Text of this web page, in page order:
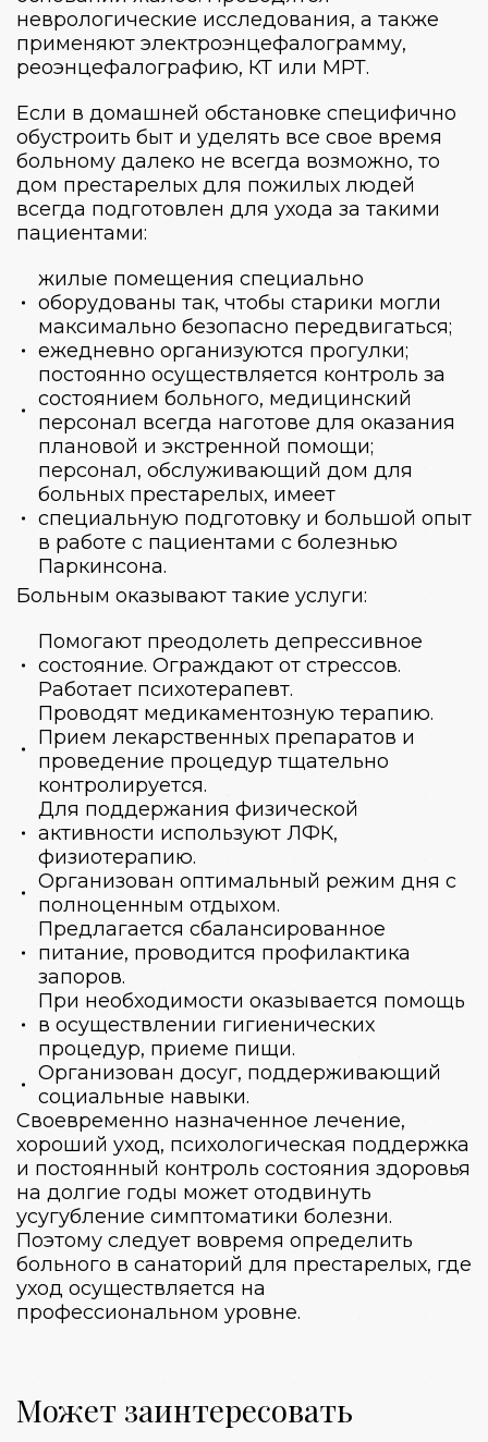
неврологические исследования, а также
применяют электроэнцефалограмму,
реоэнцефалографию, КТ или МРТ.
Если в домашней обстановке специфично
обустроить быт и уделять все свое время
больному далеко не всегда возможно, то
дом престарелых для пожилых людей
всегда подготовлен для ухода за такими
пациентами:
жилые помещения специально
оборудованы так, чтобы старики могли
максимально безопасно передвигаться;
ежедневно организуются прогулки;
постоянно осуществляется контроль за
состоянием больного, медицинский
персонал всегда наготове для оказания
плановой и экстренной помощи;
персонал, обслуживающий дом для
больных престарелых, имеет
специальную подготовку и большой опыт
в работе с пациентами с болезнью
Паркинсона.
Больным оказывают такие услуги:
Помогают преодолеть депрессивное
состояние. Ограждают от стрессов.
Работает психотерапевт.
Проводят медикаментозную терапию.
Прием лекарственных препаратов и
проведение процедур тщательно
контролируется.
Для поддержания физической
активности используют ЛФК,
физиотерапию.
Организован оптимальный режим дня с
полноценным отдыхом.
Предлагается сбалансированное
питание, проводится профилактика
запоров.
При необходимости оказывается помощь
в осуществлении гигиенических
процедур, приеме пищи.
Организован досуг, поддерживающий
социальные навыки.
Своевременно назначенное лечение,
хороший уход, психологическая поддержка
и постоянный контроль состояния здоровья
на долгие годы может отодвинуть
усугубление симптоматики болезни.
Поэтому следует вовремя определить
больного в санаторий для престарелых, где
уход осуществляется на
профессиональном уровне.
Может заинтересовать